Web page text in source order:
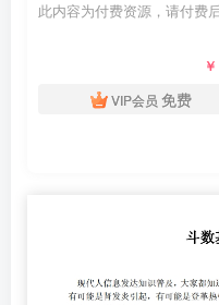
此内容为付费资源，请付费
￥
VIP会员 免费